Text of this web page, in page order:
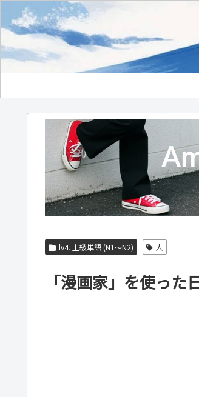
lv4. 上級単語 (N1～N2) 人
「漫画家」を使っ